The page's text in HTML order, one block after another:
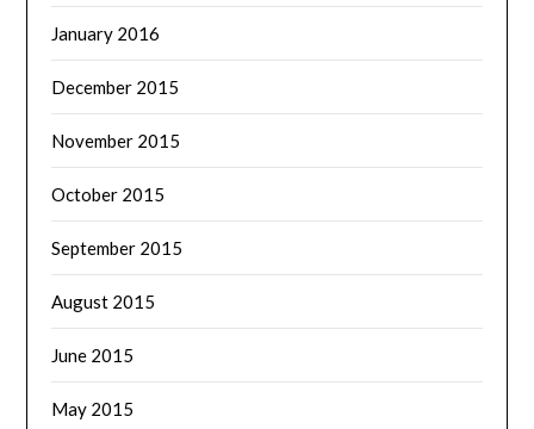
January 2016
December 2015
November 2015
October 2015
September 2015
August 2015
June 2015
May 2015